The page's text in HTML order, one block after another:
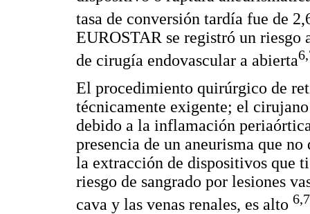
tasa de conversión tardía fue de
EUROSTAR se registró un riesgo
de cirugía endovascular a abierta
El procedimiento quirúrgico de
técnicamente exigente; el
debido a la inflamación
presencia de un aneurisma que
la extracción de dispositivos que
riesgo de sangrado por lesiones
cava y las venas renales, es alto